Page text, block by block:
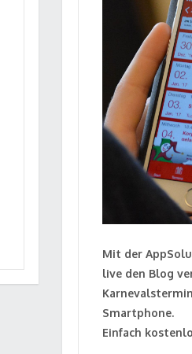
Mit der
live den Blog
Smartphone.
Einfach